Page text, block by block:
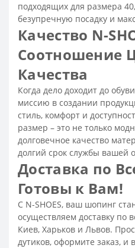
Зимние сапоги на платформе
Зимние сапоги женские на
Классические зимние сапоги
Сапоги зимние женские -
Купить сапоги зимние
Сапоги зимние женские
Зимние сапоги женские
Сапоги женские осенние -
Женские осенние сапоги на
Сапоги осенние женские
Сапоги кожаные женские
Сапоги замшевые
Сапоги демисезонные
подходящих для размера
безупречную посадку и
Качество N-
Соотношение
Качества
Когда дело доходит до
миссию в создании
стиль, комфорт и
размер – это не только
долговечное качество
долгий срок службы вашей
Доставка по
Готовы к Вам!
С N-SHOES, ваш шопинг
осуществляем доставку по
Киев, Харьков и Львов.
дутиков, оформите заказ,